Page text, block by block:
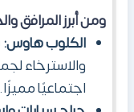
ومن أبرز المرافق
الكلوب هاوس:
والاسترخاء
اجتماعيًا مميزًا.